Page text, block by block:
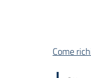
Come